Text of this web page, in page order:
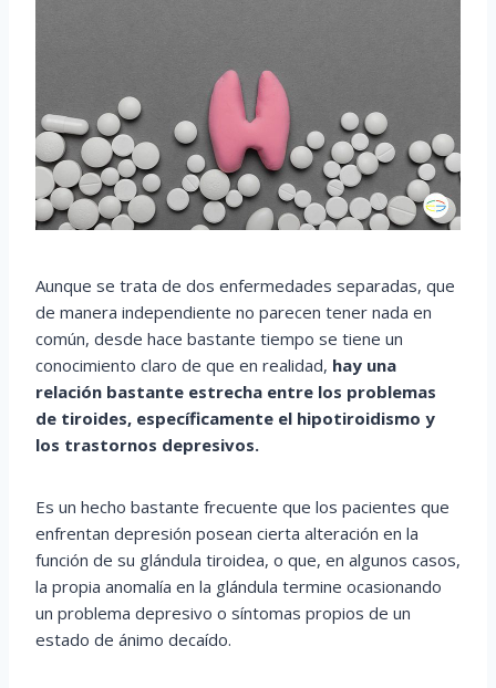
Aunque se trata de dos enfermedades separadas, que
de manera independiente no parecen tener nada en
común, desde hace bastante tiempo se tiene un
conocimiento claro de que en realidad, hay una
relación bastante estrecha entre los problemas
de tiroides, específicamente el hipotiroidismo y
los trastornos depresivos.
Es un hecho bastante frecuente que los pacientes que
enfrentan depresión posean cierta alteración en la
función de su glándula tiroidea, o que, en algunos casos,
la propia anomalía en la glándula termine ocasionando
un problema depresivo o síntomas propios de un
estado de ánimo decaído.